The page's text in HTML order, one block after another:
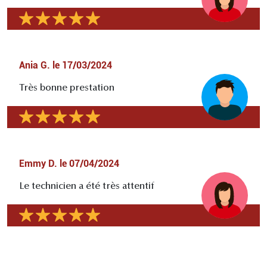
Ania G. le 17/03/2024
Très bonne prestation
Emmy D. le 07/04/2024
Le technicien a été très attentif